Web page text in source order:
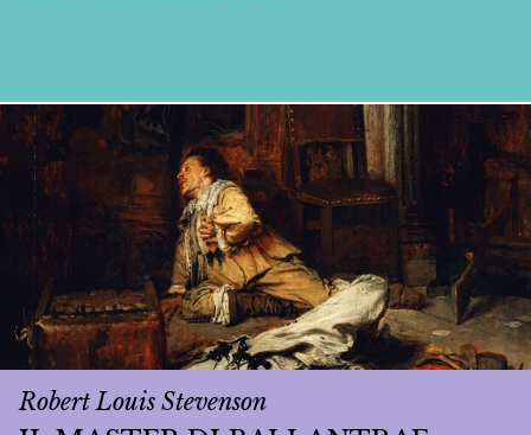
Robert Louis Stevenson